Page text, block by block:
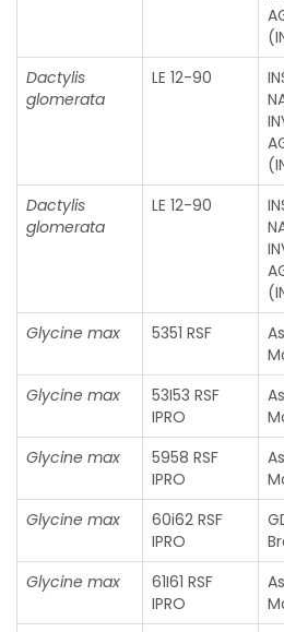
Dactylis
glomerata
LE 12-90
Dactylis
glomerata
LE 12-90
Glycine max
5351 RSF
Glycine max
53I53 RSF
IPRO
Glycine max
5958 RSF
IPRO
Glycine max
60i62 RSF
IPRO
Glycine max
61I61 RSF
IPRO